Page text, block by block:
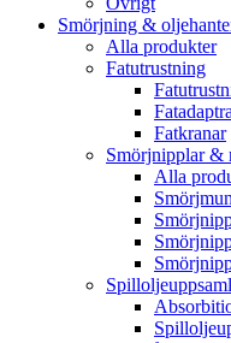
Smörjning &
Alla produkter
Fatutrustning
Fatkranar
Smörjnipplar &
Alla